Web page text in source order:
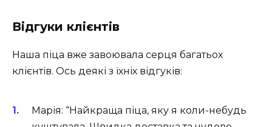
Відгуки клієнтів
Наша піца вже завоювала серця багатьох
клієнтів. Ось деякі з їхніх відгуків:
Марія: “Найкраща піца, яку я коли-небудь